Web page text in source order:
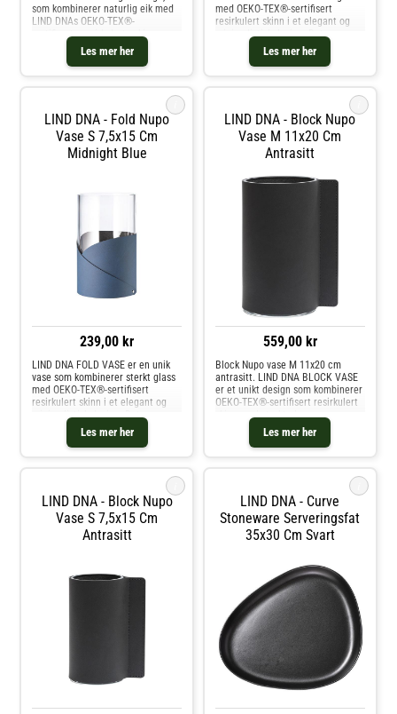
Les mer her
som kombinerer naturlig eik med
LIND DNAs OEKO-TEX®-
sertifiserte resirkulerte skinn.
Denne unike lysestaken er utstyrt
med en skjult magnet i eiken, som
gjør det mulig å kombinere og
Les mer her
med OEKO-TEX®-sertifisert
resirkulert skinn i et elegant og
minimalistisk design. Det
resirkulerte skinnet er nøye
brettet rundt glasset, noe som
skaper et lett og stilrent
LIND DNA - Fold Nupo
Vase S 7,5x15 Cm
Midnight Blue
239,00 kr
Les mer her
LIND DNA FOLD VASE er en unik
vase som kombinerer sterkt glass
med OEKO-TEX®-sertifisert
resirkulert skinn i et elegant og
minimalistisk design. Det
resirkulerte skinnet er nøye
brettet rundt glasset, noe som
skaper et lett og stilrent
LIND DNA - Block Nupo
Vase M 11x20 Cm
Antrasitt
559,00 kr
Les mer her
Block Nupo vase M 11x20 cm
antrasitt. LIND DNA BLOCK VASE
er et unikt design som kombinerer
OEKO-TEX®-sertifisert resirkulert
skinn med sterkt glass, noe som
gir vasen et enkelt og klassisk
utseende. Denne innovative
kombinasjonen bevarer både
LIND DNA - Block Nupo
Vase S 7,5x15 Cm
Antrasitt
LIND DNA - Curve
Stoneware Serveringsfat
35x30 Cm Svart